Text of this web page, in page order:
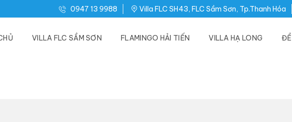
0947 13 9988 Villa FLC SH43, FLC Sầm Sơn, Tp.Thanh Hóa
VILLA FLC SẦM SƠN FLAMINGO HẢI TIẾN VILLA HẠ LONG